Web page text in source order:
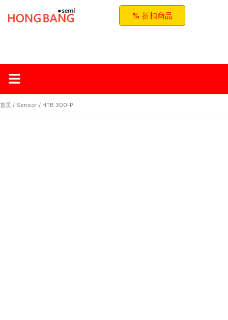
% 折扣商品
首页 / Sensor / HTB 300-P